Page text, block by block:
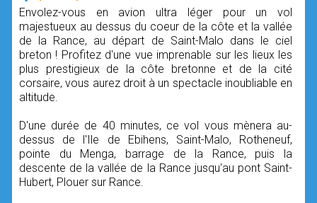
Envolez-vous en avion ultra léger pour un vol
majestueux au dessus du coeur de la côte et la vallée
de la Rance, au départ de Saint-Malo dans le ciel
breton ! Profitez d'une vue imprenable sur les lieux les
plus prestigieux de la côte bretonne et de la cité
corsaire, vous aurez droit à un spectacle inoubliable en
altitude.
D'une durée de 40 minutes, ce vol vous mènera au-
dessus de l'Ile de Ebihens, Saint-Malo, Rotheneuf,
pointe du Menga, barrage de la Rance, puis la
descente de la vallée de la Rance jusqu'au pont Saint-
Hubert, Plouer sur Rance.